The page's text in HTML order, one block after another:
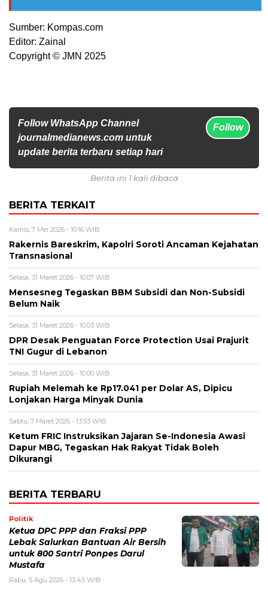
Sumber: Kompas.com
Editor: Zainal
Copyright © JMN 2025
Follow WhatsApp Channel
journalmedianews.com untuk
update berita terbaru setiap hari
Follow
Berita ini 1 kali dibaca
BERITA TERKAIT
Kamis, 7 Mei 2026 - 10:16 WIB
Rakernis Bareskrim, Kapolri Soroti Ancaman Kejahatan
Transnasional
Selasa, 31 Maret 2026 - 10:07 WIB
Mensesneg Tegaskan BBM Subsidi dan Non-Subsidi
Belum Naik
Selasa, 31 Maret 2026 - 10:03 WIB
DPR Desak Penguatan Force Protection Usai Prajurit
TNI Gugur di Lebanon
Selasa, 31 Maret 2026 - 10:00 WIB
Rupiah Melemah ke Rp17.041 per Dolar AS, Dipicu
Lonjakan Harga Minyak Dunia
Sabtu, 7 Maret 2026 - 13:53 WIB
Ketum FRIC Instruksikan Jajaran Se-Indonesia Awasi
Dapur MBG, Tegaskan Hak Rakyat Tidak Boleh
Dikurangi
BERITA TERBARU
Politik
Ketua DPC PPP dan Fraksi PPP
Lebak Salurkan Bantuan Air Bersih
untuk 800 Santri Ponpes Darul
Mustafa
Rabu, 5 Agu 2026 - 13:45 WIB